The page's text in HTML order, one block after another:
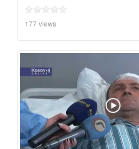
177 views